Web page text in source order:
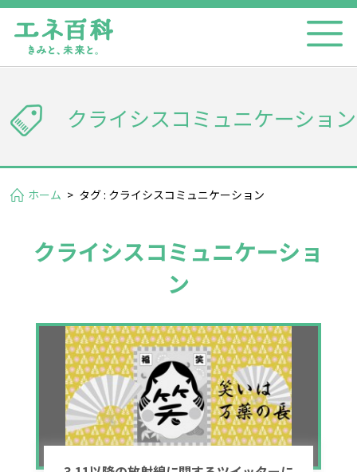
クライシスコミュニケーション
ホーム > タグ : クライシスコミュニケーション
クライシスコミュニケーショ
ン